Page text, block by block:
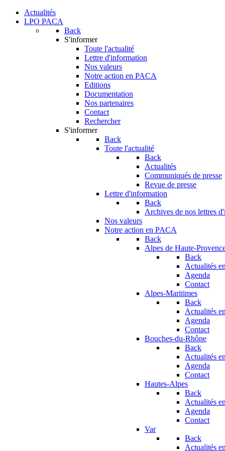
Actualités
LPO PACA
Back
S'informer
Toute l'actualité
Lettre d'information
Nos valeurs
Notre action en PACA
Editions
Documentation
Nos partenaires
Contact
Rechercher
S'informer
Back
Toute l'actualité
Back
Actualités
Communiqués de presse
Revue de presse
Lettre d'information
Back
Archives de nos lettres
Nos valeurs
Notre action en PACA
Back
Alpes de Haute-
Back
Actualités
Agenda
Contact
Alpes-Maritimes
Back
Actualités
Agenda
Contact
Bouches-du-Rhône
Back
Actualités
Agenda
Contact
Hautes-Alpes
Back
Actualités
Agenda
Contact
Var
Back
Actualités